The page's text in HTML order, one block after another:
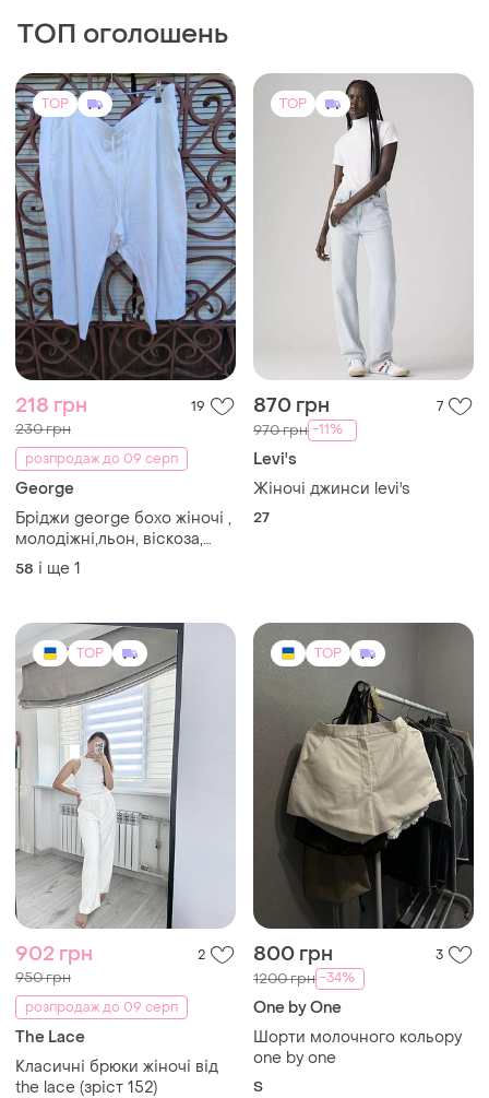
ТОП оголошень
TOP
218 грн 19
230 грн
розпродаж до 09 серп
George
Бріджи george бохо жіночі ,
молодіжні,льон, віскоза,
великий розмір, літо.
58 і ще 1
TOP
870 грн 7
970 грн -11%
Levi's
Жіночі джинси levi's
27
TOP
902 грн 2
950 грн
розпродаж до 09 серп
The Lace
Класичні брюки жіночі від
the lace (зріст 152)
TOP
800 грн 3
1200 грн -34%
One by One
Шорти молочного кольору
one by one
S